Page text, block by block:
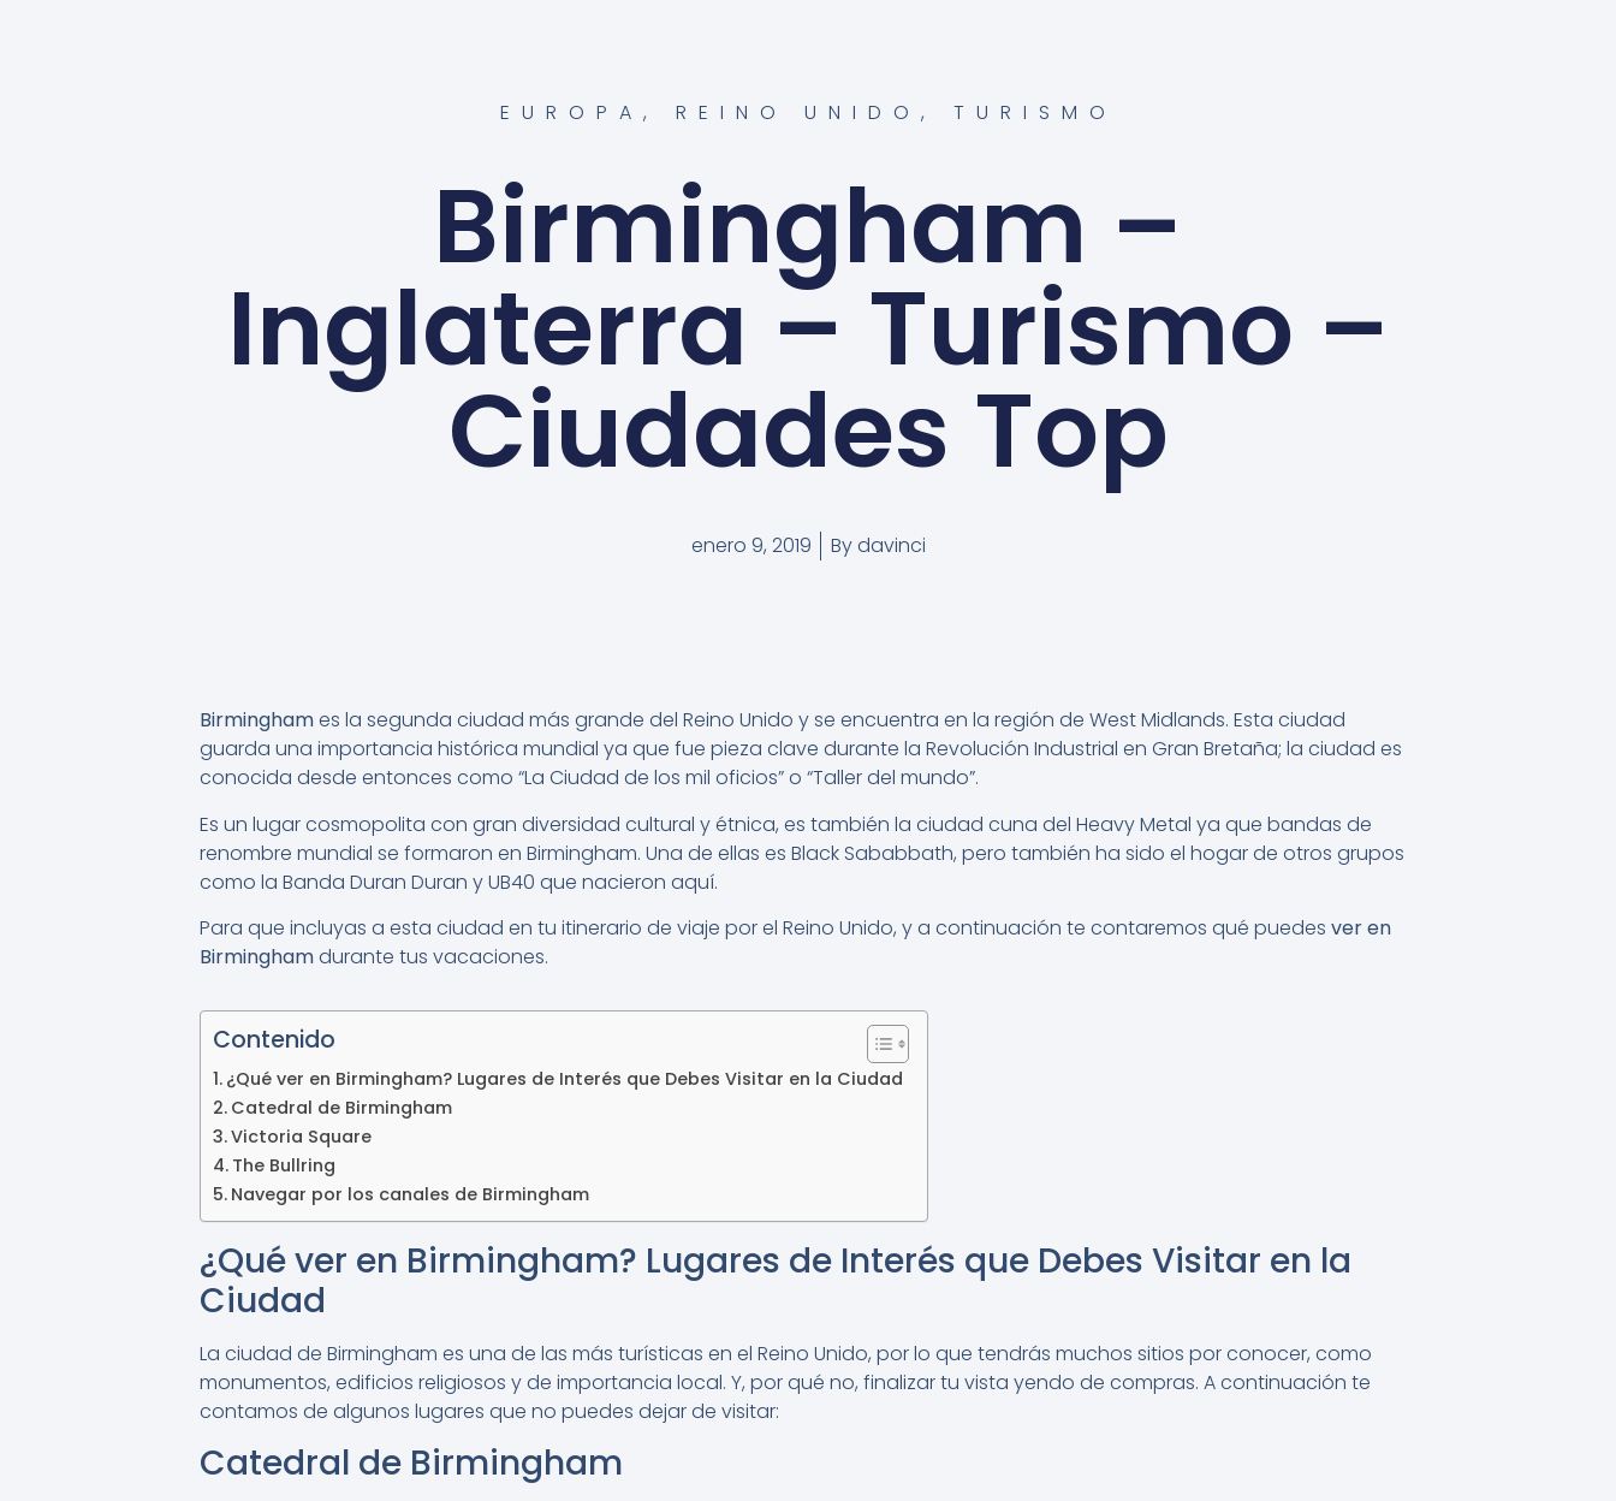
EUROPA , REINO UNIDO , TURISMO
Birmingham –
Inglaterra – Turismo –
Ciudades Top
enero 9, 2019 Bydavinci
Birminghames la segunda ciudad más grande del Reino Unido y se encuentra en la región de West Midlands. Esta ciudad
guarda una importancia histórica mundial ya que fue pieza clave durante la Revolución Industrial en Gran Bretaña; la ciudad es
conocida desde entonces como “La Ciudad de los mil oficios” o “Taller del mundo”.
Es un lugar cosmopolita con gran diversidad cultural y étnica, es también la ciudad cuna del Heavy Metal ya que bandas de
renombre mundial se formaron en Birmingham. Una de ellas es Black Sababbath, pero también ha sido el hogar de otros grupos
como la Banda Duran Duran y UB40 que nacieron aquí.
Para que incluyas a esta ciudad en tu itinerario de viaje por el Reino Unido, y a continuación te contaremos qué puedes ver en
Birminghamdurante tus vacaciones.
Contenido
¿Qué ver en Birmingham? Lugares de Interés que Debes Visitar en la Ciudad
Catedral de Birmingham
Victoria Square
The Bullring
Navegar por los canales de Birmingham
¿Qué ver en Birmingham? Lugares de Interés que Debes Visitar en la
Ciudad
La ciudad de Birmingham es una de las más turísticas en el Reino Unido, por lo que tendrás muchos sitios por conocer, como
monumentos, edificios religiosos y de importancia local. Y, por qué no, finalizar tu vista yendo de compras. A continuación te
contamos de algunos lugares que no puedes dejar de visitar:
Catedral de Birmingham